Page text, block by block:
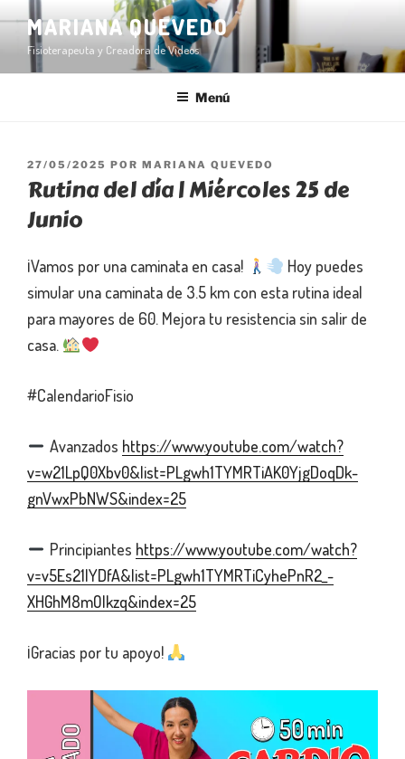
contenido
MARIANA QUEVEDO
Fisioterapeuta y Creadora de Videos
Menú
PUBLICADO
EN
27/05/2025 POR MARIANA QUEVEDO
Rutina del día | Miércoles 25 de
Junio
¡Vamos por una caminata en casa!
Hoy puedes
simular una caminata de 3.5 km con esta rutina ideal
para mayores de 60. Mejora tu resistencia sin salir de
casa.
#CalendarioFisio
Avanzados https://www.youtube.com/watch?
v=w21LpQ0Xbv0&list=PLgwh1TYMRTiAK0YjgDoqDk-
gnVwxPbNWS&index=25
Principiantes https://www.youtube.com/watch?
v=v5Es21IYDfA&list=PLgwh1TYMRTiCyhePnR2_-
XHGhM8mOlkzq&index=25
¡Gracias por tu apoyo!